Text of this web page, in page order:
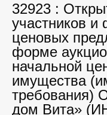
32923 :
участников
ценовых
форме
начальной
имущества
требования)
дом Вита»